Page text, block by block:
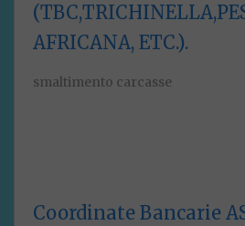
AFRICANA, ETC.).
smaltimento carcasse
Coordinate Bancarie